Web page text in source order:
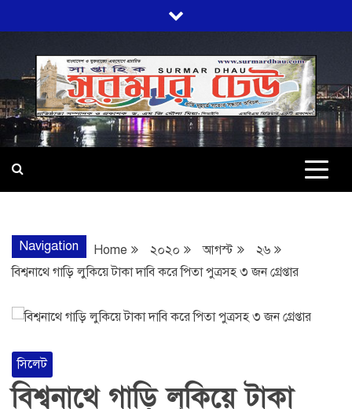
to
content
প্রতি মূহুর্তে সত্যের সন্ধানে অবিচল…
Navigation Home ২০২০ আগস্ট
২৬
বিশ্বনাথে গাড়ি লুকিয়ে টাকা দাবি করে পিতা পুত্রসহ ৩ জন গ্রেপ্তার
সিলেট
বিশ্বনাথে গাড়ি লুকিয়ে টাকা